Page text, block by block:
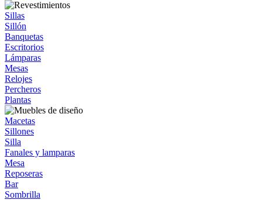
Sillas
Sillón
Banquetas
Escritorios
Lámparas
Mesas
Relojes
Percheros
Plantas
Macetas
Sillones
Silla
Fanales y lamparas
Mesa
Reposeras
Bar
Sombrilla